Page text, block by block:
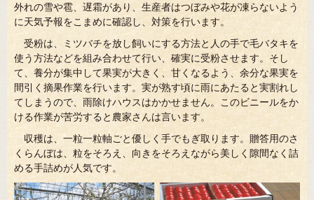
外れの雪や雹、遅霜があり、生産者はつぼみや花が凍らないよう
に天気予報をこまめに確認し、対策を行います。
受粉は、ミツバチを放し飼いにする方法と人の手で毛バタキを
使う方法などを組み合わせて行い、確実に受粉させます。そし
て、養分が集中して果実が大きく、甘くなるよう、余分な果実を
間引く摘果作業を行います。実が熟す頃に雨にあたると実割れし
てしまうので、雨除けハウスはかかせません。このビニールをか
ける作業が苦労すると農家さんは言います。
収穫は、一粒一粒軸ごと優しく手でもぎ取ります。贈答用のさ
くらんぼは、粒をそろえ、向きをそろえながら美しく隙間なく詰
める手詰めが人気です。